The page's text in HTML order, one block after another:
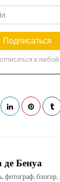
де Бенуа
фотограф,